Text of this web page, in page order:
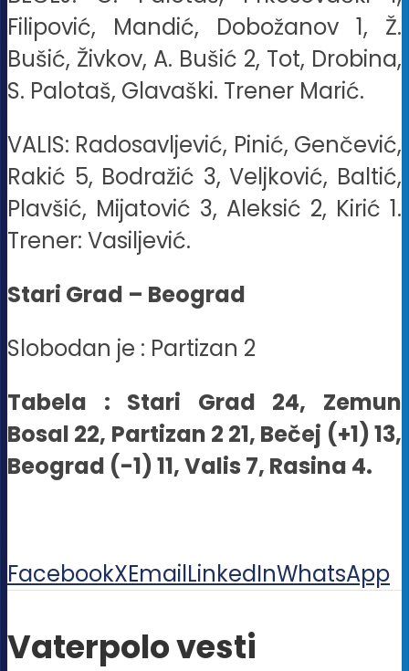
Filipović, Mandić, Dobožanov 1, Ž.
Bušić, Živkov, A. Bušić 2, Tot, Drobina,
S. Palotaš, Glavaški. Trener Marić.
VALIS: Radosavljević, Pinić, Genčević,
Rakić 5, Bodražić 3, Veljković, Baltić,
Plavšić, Mijatović 3, Aleksić 2, Kirić 1.
Trener: Vasiljević.
Stari Grad – Beograd
Slobodan je : Partizan 2
Tabela : Stari Grad 24, Zemun
Bosal 22, Partizan 2 21, Bečej (+1) 13,
Beograd (-1) 11, Valis 7, Rasina 4.
FacebookXEmailLinkedInWhatsApp
Vaterpolo vesti